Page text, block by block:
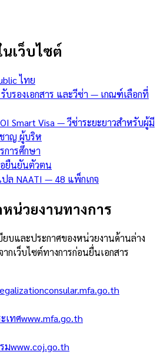
เว็บไซต์
ไทย
บรองเอกสาร และวีซ่า — เกณฑ์เลือกที่
Smart Visa — วีซ่าระยะยาวสำหรับผู้มี
าญ ผู้บริห
การศึกษา
ยืนยันตัวตน
ล NAATI — 48 แพ็กเกจ
น่วยงานทางการ
บและประกาศของหน่วยงานด้านล่าง
กเว็บไซต์ทางการก่อนยื่นเอกสาร
consular.mfa.go.th
เทศwww.mfa.go.th
มwww.coj.go.th